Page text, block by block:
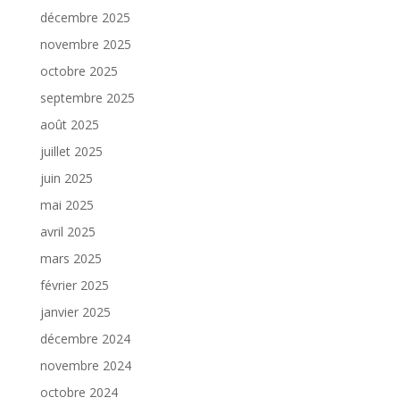
décembre 2025
novembre 2025
octobre 2025
septembre 2025
août 2025
juillet 2025
juin 2025
mai 2025
avril 2025
mars 2025
février 2025
janvier 2025
décembre 2024
novembre 2024
octobre 2024